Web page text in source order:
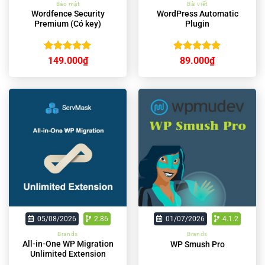
Bảo mật
Wordfence Security
Premium (Có key)
Được xếp
5.00
5 sao
149.000₫
Bài viết
WordPress Automatic
Plugin
Được xếp
5.00
5 sao
89.000₫
05/08/2026 2.86
Brands
All-in-One WP Migration
Unlimited Extension
01/07/2026 4.1.2
Brands
WP Smush Pro